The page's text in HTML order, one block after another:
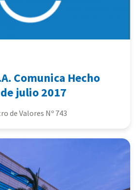
Comunica Hecho
julio 2017
de Valores Nº 743